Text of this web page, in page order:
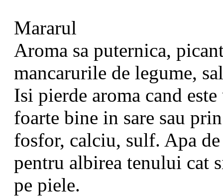
Mararul
Aroma sa puternica,
mancarurile de legume,
Isi pierde aroma cand
foarte bine in sare sau
fosfor, calciu, sulf. Apa
pentru albirea tenului cat
pe piele.